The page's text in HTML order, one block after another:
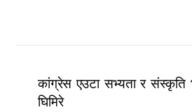
कांग्रेस एउटा सभ्यता र संस्कृति
घिमिरे